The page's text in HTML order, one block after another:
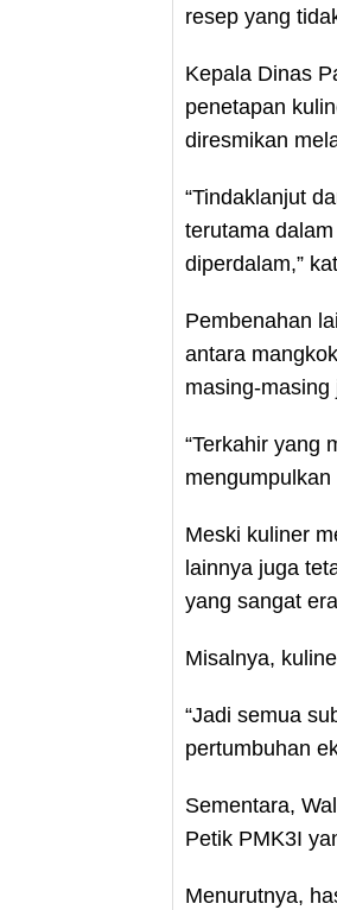
resep yang
Kepala Dinas
penetapan
diresmikan
“Tindaklanjut
terutama
diperdalam,”
Pembenahan
antara
masing-
“Terkahir yang
Meski kuliner
lainnya juga
yang sangat
Misalnya,
“Jadi semua
pertumbuhan
Sementara,
Petik PMK3I
Menurutnya,